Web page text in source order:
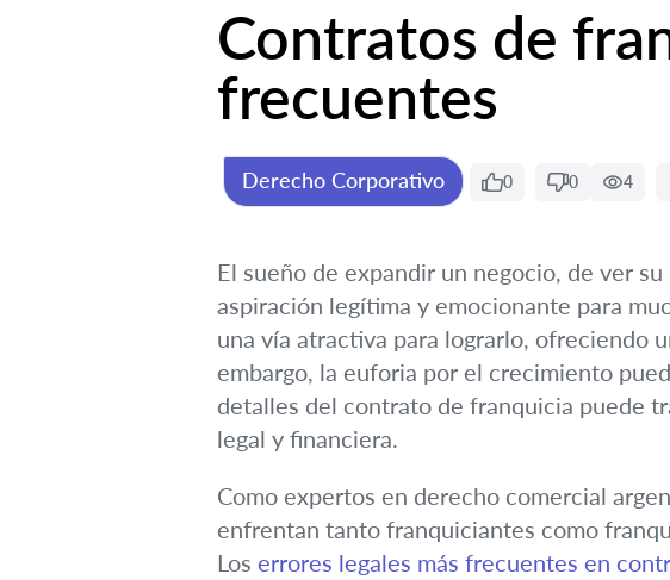
Contratos de
frecuentes
Derecho Corporativo 0 0 4
El sueño de expandir un negocio, de ver
aspiración legítima y emocionante para
una vía atractiva para lograrlo, ofreciendo
embargo, la euforia por el crecimiento
detalles del contrato de franquicia puede
legal y financiera.
Como expertos en derecho comercial
enfrentan tanto franquiciantes como
Los errores legales más frecuentes en